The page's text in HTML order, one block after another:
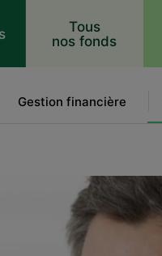
Gestion financière
Tous
nos fonds